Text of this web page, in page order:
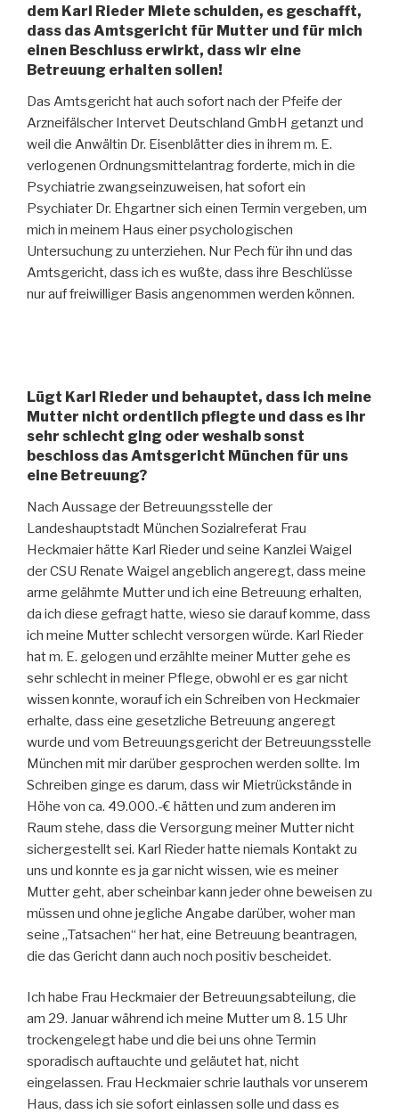
dem Karl Rieder Miete schulden, es geschafft,
dass das Amtsgericht für Mutter und für mich
einen Beschluss erwirkt, dass wir eine
Betreuung erhalten sollen!
Das Amtsgericht hat auch sofort nach der Pfeife der
Arzneifälscher Intervet Deutschland GmbH getanzt und
weil die Anwältin Dr. Eisenblätter dies in ihrem m. E.
verlogenen Ordnungsmittelantrag forderte, mich in die
Psychiatrie zwangseinzuweisen, hat sofort ein
Psychiater Dr. Ehgartner sich einen Termin vergeben, um
mich in meinem Haus einer psychologischen
Untersuchung zu unterziehen. Nur Pech für ihn und das
Amtsgericht, dass ich es wußte, dass ihre Beschlüsse
nur auf freiwilliger Basis angenommen werden können.
Lügt Karl Rieder und behauptet, dass ich meine
Mutter nicht ordentlich pflegte und dass es ihr
sehr schlecht ging oder weshalb sonst
beschloss das Amtsgericht München für uns
eine Betreuung?
Nach Aussage der Betreuungsstelle der
Landeshauptstadt München Sozialreferat Frau
Heckmaier hätte Karl Rieder und seine Kanzlei Waigel
der CSU Renate Waigel angeblich angeregt, dass meine
arme gelähmte Mutter und ich eine Betreuung erhalten,
da ich diese gefragt hatte, wieso sie darauf komme, dass
ich meine Mutter schlecht versorgen würde. Karl Rieder
hat m. E. gelogen und erzählte meiner Mutter gehe es
sehr schlecht in meiner Pflege, obwohl er es gar nicht
wissen konnte, worauf ich ein Schreiben von Heckmaier
erhalte, dass eine gesetzliche Betreuung angeregt
wurde und vom Betreuungsgericht der Betreuungsstelle
München mit mir darüber gesprochen werden sollte. Im
Schreiben ginge es darum, dass wir Mietrückstände in
Höhe von ca. 49.000.-€ hätten und zum anderen im
Raum stehe, dass die Versorgung meiner Mutter nicht
sichergestellt sei. Karl Rieder hatte niemals Kontakt zu
uns und konnte es ja gar nicht wissen, wie es meiner
Mutter geht, aber scheinbar kann jeder ohne beweisen zu
müssen und ohne jegliche Angabe darüber, woher man
seine „Tatsachen“ her hat, eine Betreuung beantragen,
die das Gericht dann auch noch positiv bescheidet.
Ich habe Frau Heckmaier der Betreuungsabteilung, die
am 29. Januar während ich meine Mutter um 8. 15 Uhr
trockengelegt habe und die bei uns ohne Termin
sporadisch auftauchte und geläutet hat, nicht
eingelassen. Frau Heckmaier schrie lauthals vor unserem
Haus, dass ich sie sofort einlassen solle und dass es